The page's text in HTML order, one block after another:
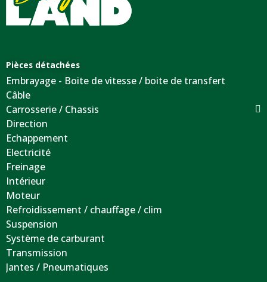
Pièces détachées
Embrayage - Boite de vitesse / boite de transfert
Câble
Carrosserie / Chassis
Direction
Echappement
Electricité
Freinage
Intérieur
Moteur
Refroidissement / chauffage / clim
Suspension
Système de carburant
Transmission
Jantes / Pneumatiques